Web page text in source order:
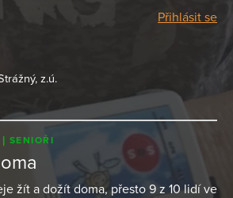
Přihlásit se
z.ú.
SENIOŘI
žít a dožít doma, přesto 9 z 10 lidí ve